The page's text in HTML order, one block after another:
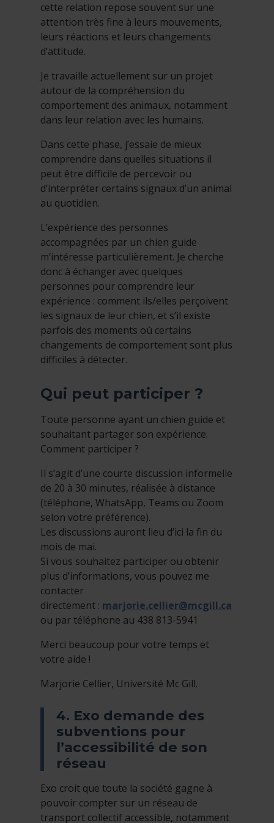
cette relation repose souvent sur une
attention très fine à leurs mouvements,
leurs réactions et leurs changements
d’attitude.
Je travaille actuellement sur un projet
autour de la compréhension du
comportement des animaux, notamment
dans leur relation avec les humains.
Dans cette phase, j’essaie de mieux
comprendre dans quelles situations il
peut être difficile de percevoir ou
d’interpréter certains signaux d’un animal
au quotidien.
L’expérience des personnes
accompagnées par un chien guide
m’intéresse particulièrement. Je cherche
donc à échanger avec quelques
personnes pour comprendre leur
expérience : comment ils/elles perçoivent
les signaux de leur chien, et s’il existe
parfois des moments où certains
changements de comportement sont plus
difficiles à détecter.
Qui peut participer ?
Toute personne ayant un chien guide et
souhaitant partager son expérience.
Comment participer ?
Il s’agit d’une courte discussion informelle
de 20 à 30 minutes, réalisée à distance
(téléphone, WhatsApp, Teams ou Zoom
selon votre préférence).
Les discussions auront lieu d’ici la fin du
mois de mai.
Si vous souhaitez participer ou obtenir
plus d’informations, vous pouvez me
contacter
directement : marjorie.cellier@mcgill.ca
ou par téléphone au 438 813-5941
Merci beaucoup pour votre temps et
votre aide !
Marjorie Cellier, Université Mc Gill.
4. Exo demande des
subventions pour
l’accessibilité de son
réseau
Exo croit que toute la société gagne à
pouvoir compter sur un réseau de
transport collectif accessible, notamment